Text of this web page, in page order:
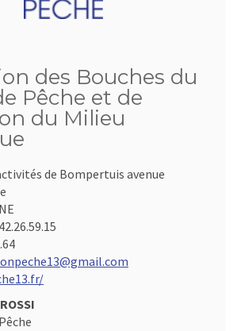
des Bouches du
Pêche et de
du Milieu
de Bompertuis avenue